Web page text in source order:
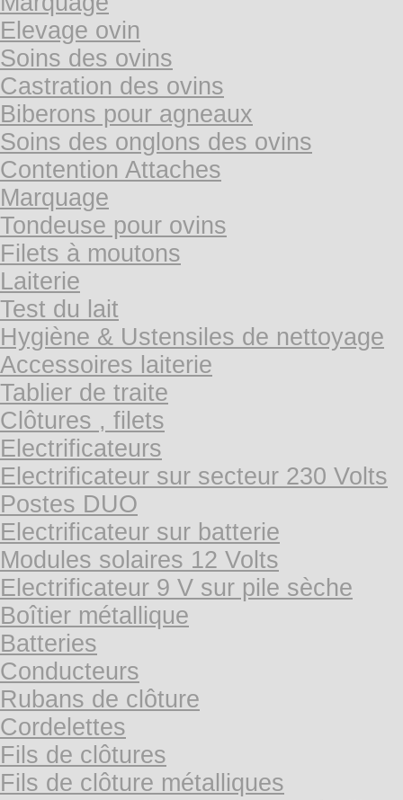
Elevage ovin
Soins des ovins
Castration des ovins
Biberons pour agneaux
Soins des onglons des ovins
Contention Attaches
Marquage
Tondeuse pour ovins
Filets à moutons
Laiterie
Test du lait
Hygiène & Ustensiles de nettoyage
Accessoires laiterie
Tablier de traite
Clôtures , filets
Electrificateurs
Electrificateur sur secteur 230 Volts
Postes DUO
Electrificateur sur batterie
Modules solaires 12 Volts
Electrificateur 9 V sur pile sèche
Boîtier métallique
Batteries
Conducteurs
Rubans de clôture
Cordelettes
Fils de clôtures
Fils de clôture métalliques